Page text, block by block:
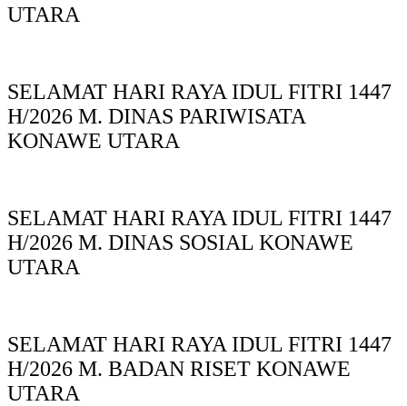
UTARA
SELAMAT HARI RAYA IDUL FITRI 1447
H/2026 M. DINAS PARIWISATA
KONAWE UTARA
SELAMAT HARI RAYA IDUL FITRI 1447
H/2026 M. DINAS SOSIAL KONAWE
UTARA
SELAMAT HARI RAYA IDUL FITRI 1447
H/2026 M. BADAN RISET KONAWE
UTARA